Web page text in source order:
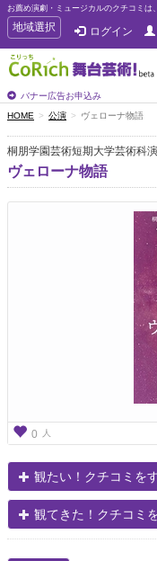
お薦め演劇・ミュージカルのクチコミは
T
o
g
g
e
n
a
v
i
g
地域選択 ログイン
バナー広告お申込み
HOME 公演 ヴェローナ物語
桐朋学園芸術短期大学芸術科
ヴェローナ物語
0 人
観たい！クチコミを
観てきた！クチコミ